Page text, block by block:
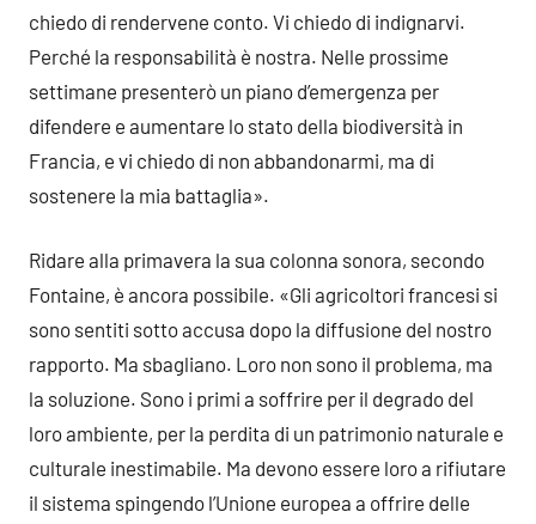
chiedo di rendervene conto. Vi chiedo di indignarvi.
Perché la responsabilità è nostra. Nelle prossime
settimane presenterò un piano d’emergenza per
difendere e aumentare lo stato della biodiversità in
Francia, e vi chiedo di non abbandonarmi, ma di
sostenere la mia battaglia».
Ridare alla primavera la sua colonna sonora, secondo
Fontaine, è ancora possibile. «Gli agricoltori francesi si
sono sentiti sotto accusa dopo la diffusione del nostro
rapporto. Ma sbagliano. Loro non sono il problema, ma
la soluzione. Sono i primi a soffrire per il degrado del
loro ambiente, per la perdita di un patrimonio naturale e
culturale inestimabile. Ma devono essere loro a rifiutare
il sistema spingendo l’Unione europea a offrire delle